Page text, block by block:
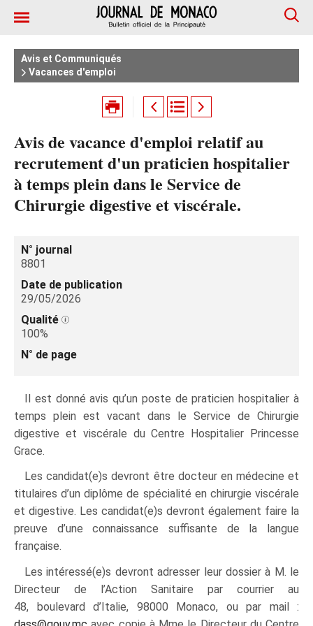
Avis et Communiqués
Vacances d'emploi
Avis de vacance d'emploi relatif au
recrutement d'un praticien hospitalier
à temps plein dans le Service de
Chirurgie digestive et viscérale.
N° journal
8801
Date de publication
29/05/2026
Qualité
100%
N° de page
Il est donné avis qu’un poste de praticien hospitalier à
temps plein est vacant dans le Service de Chirurgie
digestive et viscérale du Centre Hospitalier Princesse
Grace.
Les candidat(e)s devront être docteur en médecine et
titulaires d’un diplôme de spécialité en chirurgie viscérale
et digestive. Les candidat(e)s devront également faire la
preuve d’une connaissance suffisante de la langue
française.
Les intéressé(e)s devront adresser leur dossier à M. le
Directeur de l’Action Sanitaire par courrier au
48, boulevard d’Italie, 98000 Monaco, ou par mail :